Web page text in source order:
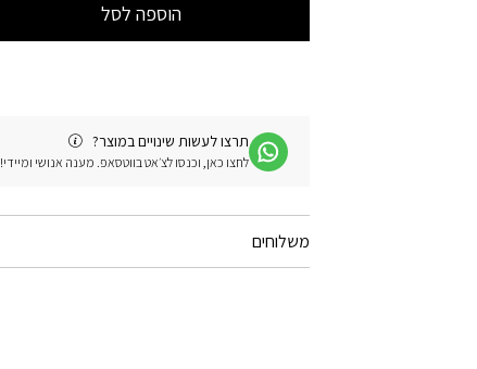
הוספה לסל
תרצו לעשות שינויים במוצר?
לחצו כאן, וכנסו לצ׳אט בווטסאפ. מענה אנושי ומיידי!
משלוחים